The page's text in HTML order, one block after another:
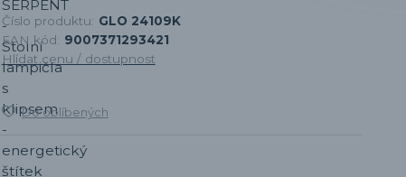
Číslo produktu: GLO 24109K
EAN kód: 9007371293421
Hlídat cenu / dostupnost
Do oblíbených